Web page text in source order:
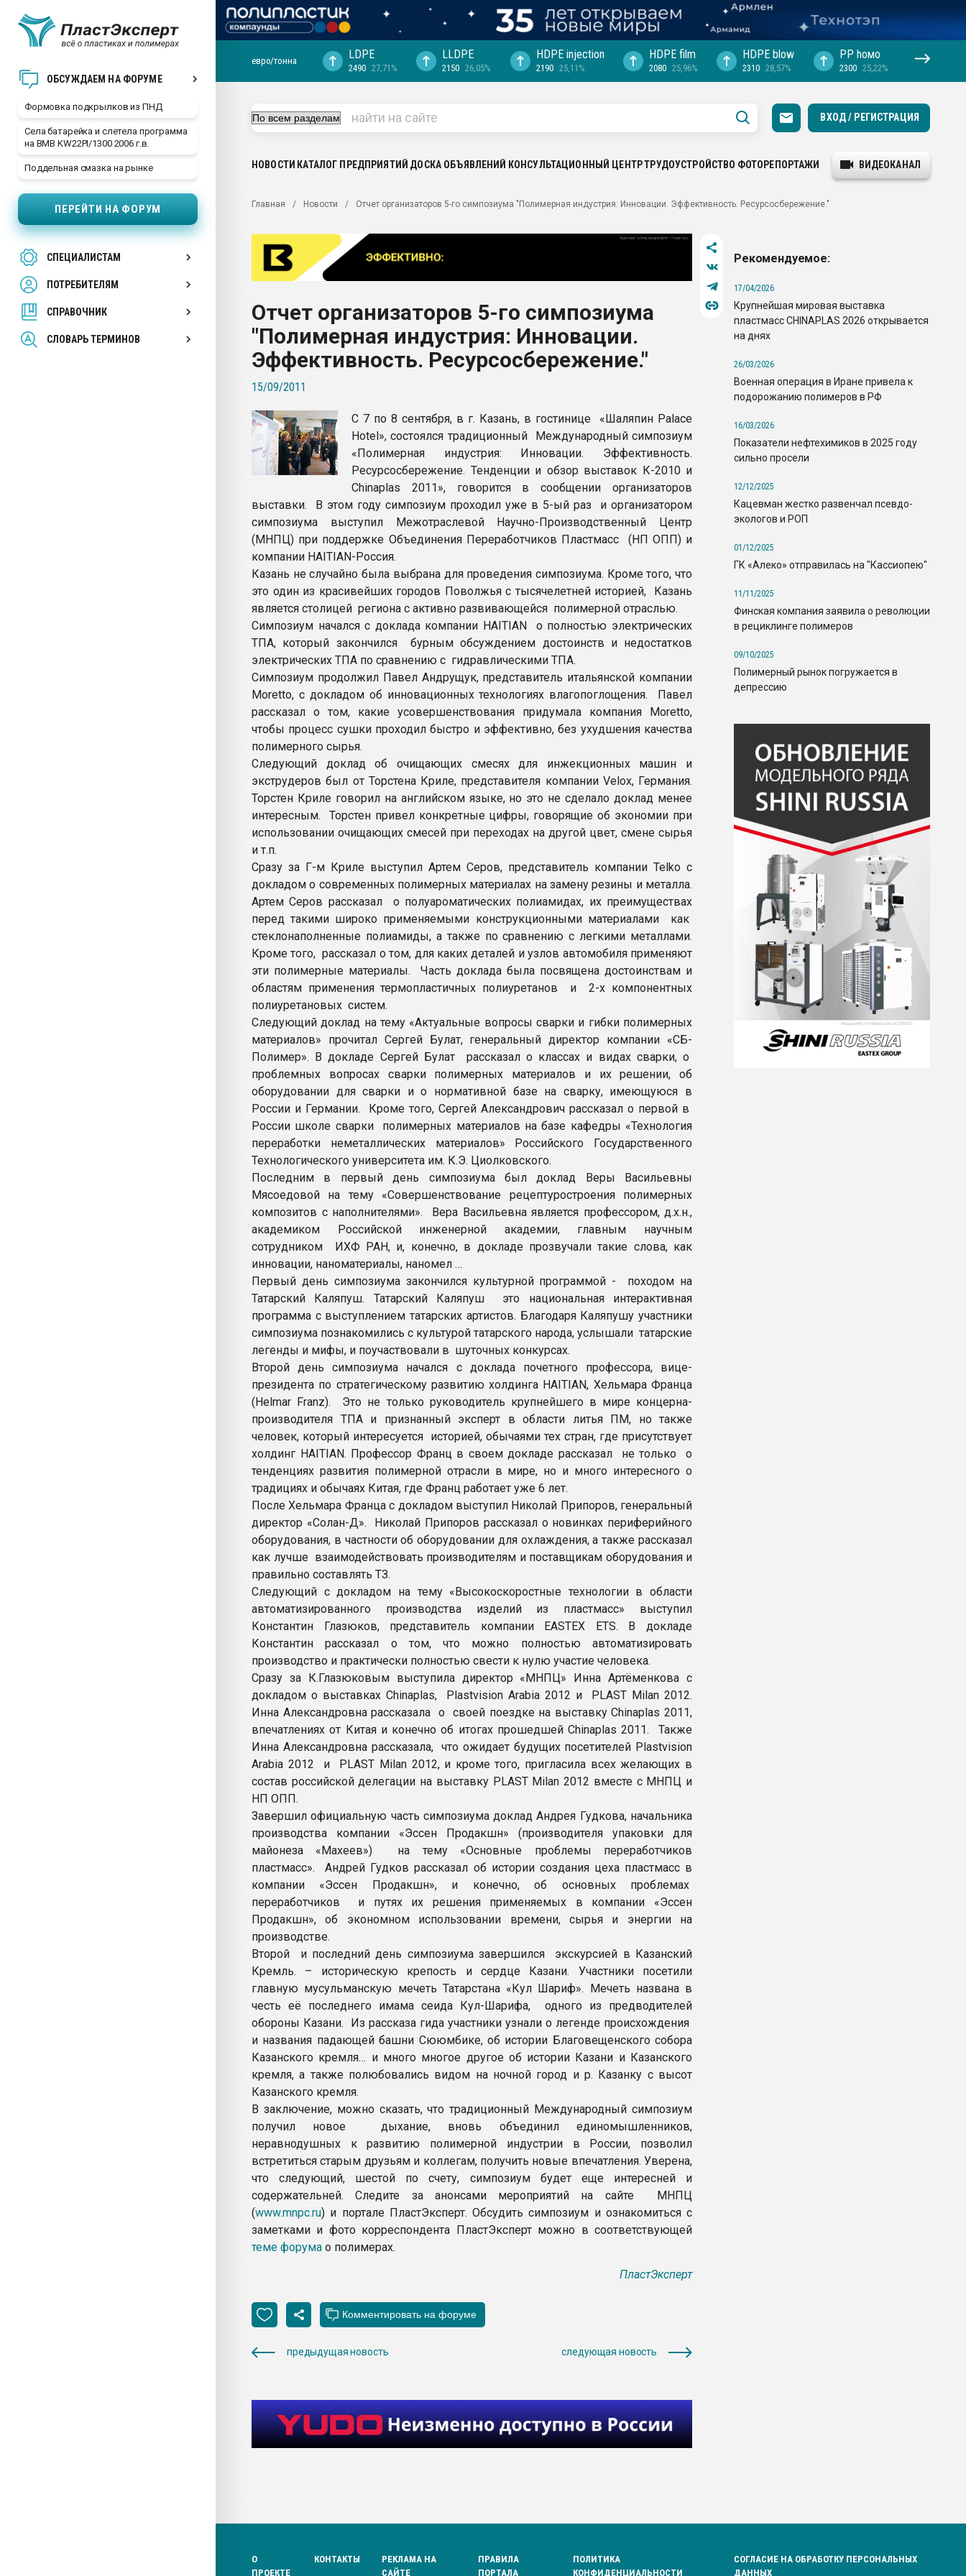
ОБСУЖДАЕМ НА ФОРУМЕ
Формовка подкрылков из ПНД
Села батарейка и слетела программа
на BMB KW22PI/1300 2006 г.в.
Поддельная смазка на рынке
ПЕРЕЙТИ НА ФОРУМ
СПЕЦИАЛИСТАМ
ПОТРЕБИТЕЛЯМ
СПРАВОЧНИК
СЛОВАРЬ ТЕРМИНОВ
29.07.2026 ФРП помог "Ижевскому
Вакуум-формовочные машины:
28.07.2026 Автоматизация выходит на
первый план в переработке
пластмасс
ситуацией на строительном рынке
Всё, что касается выдува ПЭТ
ПЕРЕЙТИ НА ФОРУМ
евро/тонна LDPE
2490 27,71%
LLDPE
2150 26,05%
HDPE injection
2190 25,11%
HDPE film
2080 25,96%
HDPE blow
2310 28,57%
PP hомо
2300 25,22%
ВХОД / РЕГИСТРАЦИЯ
НОВОСТИ КАТАЛОГ ПРЕДПРИЯТИЙ ДОСКА ОБЪЯВЛЕНИЙ КОНСУЛЬТАЦИОННЫЙ ЦЕНТРТРУДОУСТРОЙСТВО ФОТОРЕПОРТАЖИ ВИДЕОКАНАЛ
Главная Новости Отчет организаторов 5-го симпозиума "Полимерная индустрия: Инновации. Эффективность. Ресурсосбережение."
Отчет организаторов 5-го симпозиума
"Полимерная индустрия: Инновации.
Эффективность. Ресурсосбережение."
15/09/2011
С 7 по 8 сентября, в г. Казань, в гостинице «Шаляпин Palace
Hotel», состоялся традиционный Международный симпозиум
«Полимерная индустрия: Инновации. Эффективность.
Ресурсосбережение. Тенденции и обзор выставок К-2010 и
Chinaplas 2011», говорится в сообщении организаторов
выставки. В этом году симпозиум проходил уже в 5-ый раз и организатором
симпозиума выступил Межотраслевой Научно-Производственный Центр
(МНПЦ) при поддержке Объединения Переработчиков Пластмасс (НП ОПП) и
компании HAITIAN-Россия.
Казань не случайно была выбрана для проведения симпозиума. Кроме того, что
это один из красивейших городов Поволжья с тысячелетней историей, Казань
является столицей региона с активно развивающейся полимерной отраслью.
Симпозиум начался с доклада компании HAITIAN о полностью электрических
ТПА, который закончился бурным обсуждением достоинств и недостатков
электрических ТПА по сравнению с гидравлическими ТПА.
Симпозиум продолжил Павел Андрущук, представитель итальянской компании
Moretto, с докладом об инновационных технологиях влагопоглощения. Павел
рассказал о том, какие усовершенствования придумала компания Moretto,
чтобы процесс сушки проходил быстро и эффективно, без ухудшения качества
полимерного сырья.
Следующий доклад об очищающих смесях для инжекционных машин и
экструдеров был от Торстена Криле, представителя компании Velox, Германия.
Торстен Криле говорил на английском языке, но это не сделало доклад менее
интересным. Торстен привел конкретные цифры, говорящие об экономии при
использовании очищающих смесей при переходах на другой цвет, смене сырья
и т.п.
Сразу за Г-м Криле выступил Артем Серов, представитель компании Telko с
докладом о современных полимерных материалах на замену резины и металла.
Артем Серов рассказал о полуароматических полиамидах, их преимуществах
перед такими широко применяемыми конструкционными материалами как
стеклонаполненные полиамиды, а также по сравнению с легкими металлами.
Кроме того, рассказал о том, для каких деталей и узлов автомобиля применяют
эти полимерные материалы. Часть доклада была посвящена достоинствам и
областям применения термопластичных полиуретанов и 2-х компонентных
полиуретановых систем.
Следующий доклад на тему «Актуальные вопросы сварки и гибки полимерных
материалов» прочитал Сергей Булат, генеральный директор компании «СБ-
Полимер». В докладе Сергей Булат рассказал о классах и видах сварки, о
проблемных вопросах сварки полимерных материалов и их решении, об
оборудовании для сварки и о нормативной базе на сварку, имеющуюся в
России и Германии. Кроме того, Сергей Александрович рассказал о первой в
России школе сварки полимерных материалов на базе кафедры «Технология
переработки неметаллических материалов» Российского Государственного
Технологического университета им. К.Э. Циолковского.
Последним в первый день симпозиума был доклад Веры Васильевны
Мясоедовой на тему «Совершенствование рецептуростроения полимерных
композитов с наполнителями». Вера Васильевна является профессором, д.х.н.,
академиком Российской инженерной академии, главным научным
сотрудником ИХФ РАН, и, конечно, в докладе прозвучали такие слова, как
инновации, наноматериалы, наномел …
Первый день симпозиума закончился культурной программой - походом на
Татарский Каляпуш. Татарский Каляпуш это национальная интерактивная
программа с выступлением татарских артистов. Благодаря Каляпушу участники
симпозиума познакомились с культурой татарского народа, услышали татарские
легенды и мифы, и поучаствовали в шуточных конкурсах.
Второй день симпозиума начался с доклада почетного профессора, вице-
президента по стратегическому развитию холдинга HAITIAN, Хельмара Франца
(Helmar Franz). Это не только руководитель крупнейшего в мире концерна-
производителя ТПА и признанный эксперт в области литья ПМ, но также
человек, который интересуется историей, обычаями тех стран, где присутствует
холдинг HAITIAN. Профессор Франц в своем докладе рассказал не только о
тенденциях развития полимерной отрасли в мире, но и много интересного о
традициях и обычаях Китая, где Франц работает уже 6 лет.
После Хельмара Франца с докладом выступил Николай Припоров, генеральный
директор «Солан-Д». Николай Припоров рассказал о новинках периферийного
оборудования, в частности об оборудовании для охлаждения, а также рассказал
как лучше взаимодействовать производителям и поставщикам оборудования и
правильно составлять ТЗ.
Следующий с докладом на тему «Высокоскоростные технологии в области
автоматизированного производства изделий из пластмасс» выступил
Константин Глазюков, представитель компании EASTEX ETS. В докладе
Константин рассказал о том, что можно полностью автоматизировать
производство и практически полностью свести к нулю участие человека.
Сразу за К.Глазюковым выступила директор «МНПЦ» Инна Артёменкова с
докладом о выставках Chinaplas, Plastvision Arabia 2012 и PLAST Milan 2012.
Инна Александровна рассказала о своей поездке на выставку Chinaplas 2011,
впечатлениях от Китая и конечно об итогах прошедшей Chinaplas 2011. Также
Инна Александровна рассказала, что ожидает будущих посетителей Plastvision
Arabia 2012 и PLAST Milan 2012, и кроме того, пригласила всех желающих в
состав российской делегации на выставку PLAST Milan 2012 вместе с МНПЦ и
НП ОПП.
Завершил официальную часть симпозиума доклад Андрея Гудкова, начальника
производства компании «Эссен Продакшн» (производителя упаковки для
майонеза «Махеев») на тему «Основные проблемы переработчиков
пластмасс». Андрей Гудков рассказал об истории создания цеха пластмасс в
компании «Эссен Продакшн», и конечно, об основных проблемах
переработчиков и путях их решения применяемых в компании «Эссен
Продакшн», об экономном использовании времени, сырья и энергии на
производстве.
Второй и последний день симпозиума завершился экскурсией в Казанский
Кремль. – историческую крепость и сердце Казани. Участники посетили
главную мусульманскую мечеть Татарстана «Кул Шариф». Мечеть названа в
честь её последнего имама сеида Кул-Шарифа, одного из предводителей
обороны Казани. Из рассказа гида участники узнали о легенде происхождения
и названия падающей башни Сююмбике, об истории Благовещенского собора
Казанского кремля… и много многое другое об истории Казани и Казанского
кремля, а также полюбовались видом на ночной город и р. Казанку с высот
Казанского кремля.
В заключение, можно сказать, что традиционный Международный симпозиум
получил новое дыхание, вновь объединил единомышленников,
неравнодушных к развитию полимерной индустрии в России, позволил
встретиться старым друзьям и коллегам, получить новые впечатления. Уверена,
что следующий, шестой по счету, симпозиум будет еще интересней и
содержательней. Следите за анонсами мероприятий на сайте МНПЦ
(www.mnpc.ru) и портале ПластЭксперт. Обсудить симпозиум и ознакомиться с
заметками и фото корреспондента ПластЭксперт можно в соответствующей
теме форума о полимерах.
ПластЭксперт
предыдущая новость следующая новость
Рекомендуемое:
17/04/2026
Крупнейшая мировая выставка
пластмасс CHINAPLAS 2026 открывается
на днях
26/03/2026
Военная операция в Иране привела к
подорожанию полимеров в РФ
16/03/2026
Показатели нефтехимиков в 2025 году
сильно просели
12/12/2025
Кацевман жестко развенчал псевдо-
экологов и РОП
01/12/2025
ГК «Алеко» отправилась на "Кассиопею"
11/11/2025
Финская компания заявила о революции
в рециклинге полимеров
09/10/2025
Полимерный рынок погружается в
депрессию
О
ПРОЕКТЕ
КОНТАКТЫ
РЕКЛАМА НА
САЙТЕ
ПРАВИЛА
ПОРТАЛА
ПОЛИТИКА
КОНФИДЕНЦИАЛЬНОСТИ
СОГЛАСИЕ НА ОБРАБОТКУ ПЕРСОНАЛЬНЫХ
ДАННЫХ